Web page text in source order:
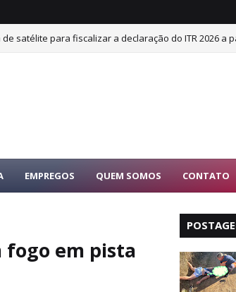
satélite para fiscalizar a declaração do ITR 2026 a
EMPREGOS QUEM SOMOS CONTATO
em pista